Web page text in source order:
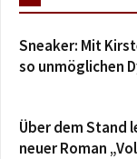
Sneaker: Mit
so unmöglichen
Über dem Stand
neuer Roman